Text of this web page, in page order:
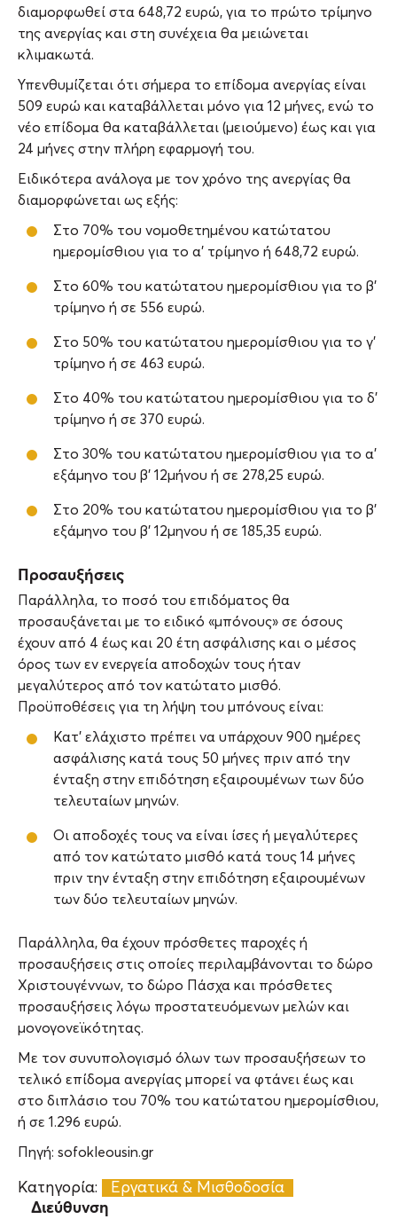
διαμορφωθεί στα 648,72 ευρώ, για το πρώτο τρίμηνο
της ανεργίας και στη συνέχεια θα μειώνεται
κλιμακωτά.
Υπενθυμίζεται ότι σήμερα το επίδομα ανεργίας είναι
509 ευρώ και καταβάλλεται μόνο για 12 μήνες, ενώ το
νέο επίδομα θα καταβάλλεται (μειούμενο) έως και για
24 μήνες στην πλήρη εφαρμογή του.
Ειδικότερα ανάλογα με τον χρόνο της ανεργίας θα
διαμορφώνεται ως εξής:
Στο 70% του νομοθετημένου κατώτατου
ημερομίσθιου για το α’ τρίμηνο ή 648,72 ευρώ.
Στο 60% του κατώτατου ημερομίσθιου για το β’
τρίμηνο ή σε 556 ευρώ.
Στο 50% του κατώτατου ημερομίσθιου για το γ’
τρίμηνο ή σε 463 ευρώ.
Στο 40% του κατώτατου ημερομίσθιου για το δ’
τρίμηνο ή σε 370 ευρώ.
Στο 30% του κατώτατου ημερομίσθιου για το α’
εξάμηνο του β’ 12μήνου ή σε 278,25 ευρώ.
Στο 20% του κατώτατου ημερομίσθιου για το β’
εξάμηνο του β’ 12μηνου ή σε 185,35 ευρώ.
Προσαυξήσεις
Παράλληλα, το ποσό του επιδόματος θα
προσαυξάνεται με το ειδικό «μπόνους» σε όσους
έχουν από 4 έως και 20 έτη ασφάλισης και ο μέσος
όρος των εν ενεργεία αποδοχών τους ήταν
μεγαλύτερος από τον κατώτατο μισθό.
Προϋποθέσεις για τη λήψη του μπόνους είναι:
Κατ’ ελάχιστο πρέπει να υπάρχουν 900 ημέρες
ασφάλισης κατά τους 50 μήνες πριν από την
ένταξη στην επιδότηση εξαιρουμένων των δύο
τελευταίων μηνών.
Οι αποδοχές τους να είναι ίσες ή μεγαλύτερες
από τον κατώτατο μισθό κατά τους 14 μήνες
πριν την ένταξη στην επιδότηση εξαιρουμένων
των δύο τελευταίων μηνών.
Παράλληλα, θα έχουν πρόσθετες παροχές ή
προσαυξήσεις στις οποίες περιλαμβάνονται το δώρο
Χριστουγέννων, το δώρο Πάσχα και πρόσθετες
προσαυξήσεις λόγω προστατευόμενων μελών και
μονογονεϊκότητας.
Με τον συνυπολογισμό όλων των προσαυξήσεων το
τελικό επίδομα ανεργίας μπορεί να φτάνει έως και
στο διπλάσιο του 70% του κατώτατου ημερομίσθιου,
ή σε 1.296 ευρώ.
Πηγή: sofokleousin.gr
Κατηγορία: Εργατικά & Μισθοδοσία
Διεύθυνση